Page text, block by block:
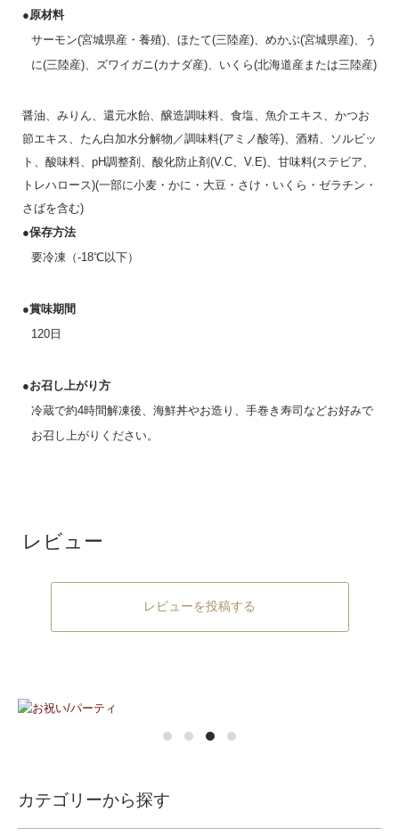
●原材料
サーモン(宮城県産・養殖)、ほたて(三陸産)、めかぶ(宮城県産)、う
に(三陸産)、ズワイガニ(カナダ産)、いくら(北海道産または三陸産)
醤油、みりん、還元水飴、醸造調味料、食塩、魚介エキス、かつお
節エキス、たん白加水分解物／調味料(アミノ酸等)、酒精、ソルビッ
ト、酸味料、pH調整剤、酸化防止剤(V.C、V.E)、甘味料(ステビア、
トレハロース)(一部に小麦・かに・大豆・さけ・いくら・ゼラチン・
さばを含む)
●保存方法
要冷凍（-18℃以下）
●賞味期間
120日
●お召し上がり方
冷蔵で約4時間解凍後、海鮮丼やお造り、手巻き寿司などお好みで
お召し上がりください。
レビュー
レビューを投稿する
カテゴリーから探す